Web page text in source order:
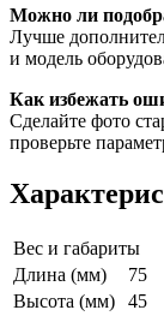
Можно ли
Лучше
и модель
Как избежать
Сделайте фото
проверьте
Вес и габариты
Длина (мм)
75
Высота (мм)
45